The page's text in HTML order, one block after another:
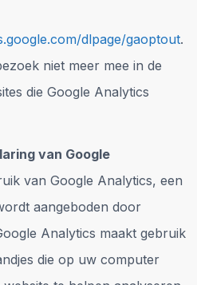
dlpage/gaoptout.
niet meer mee in de
die Google Analytics
van Google
van Google Analytics, een
aangeboden door
Analytics maakt gebruik
die op uw computer